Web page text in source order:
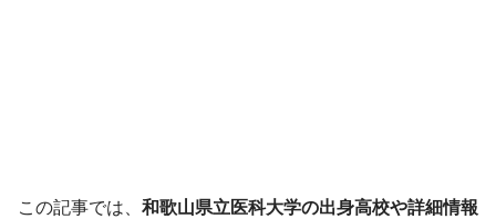
この記事では、 和歌山県立医科大学の出身高校や詳細情報